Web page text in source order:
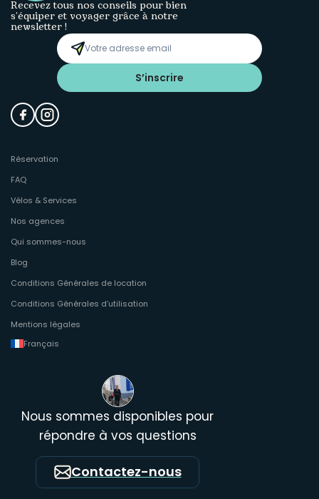
Recevez tous nos conseils pour bien
s’équiper et voyager grâce à notre
newsletter !
S’inscrire
Réservation
FAQ
Vélos & Services
Nos agences
Qui sommes-nous
Blog
Conditions Générales de location
Conditions Générales d’utilisation
Mentions légales
Français
Nous sommes disponibles pour
répondre à vos questions
Contactez-nous